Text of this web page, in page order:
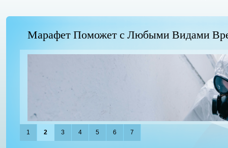
Марафет Поможет с Любыми Видами
1 2 3 4 5 6 7